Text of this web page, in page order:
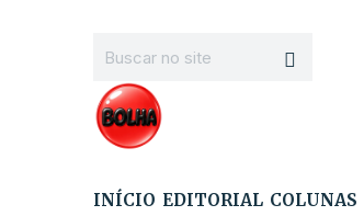
INÍCIO EDITORIAL COLUNAS